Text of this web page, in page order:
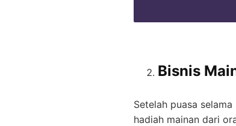
Bisnis
Setelah puasa
hadiah mainan dari